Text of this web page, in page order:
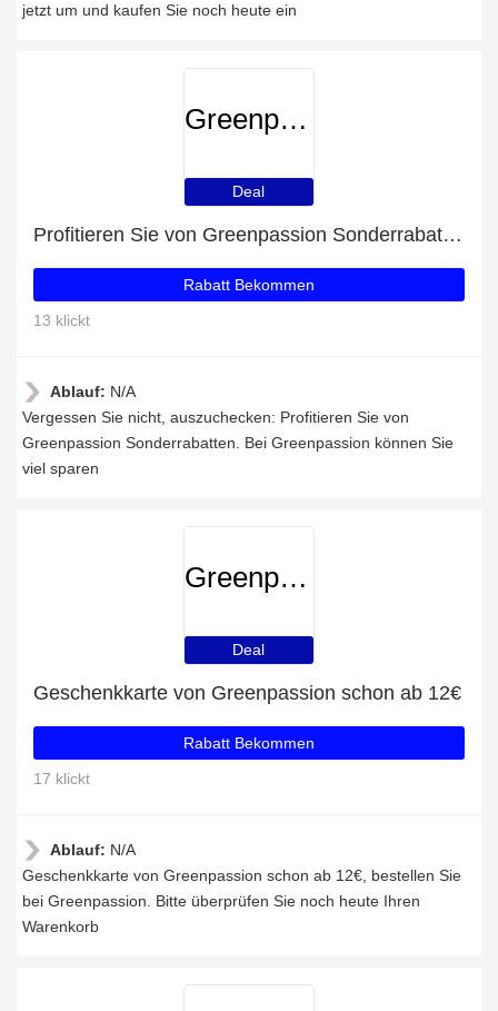
jetzt um und kaufen Sie noch heute ein
Greenpassion
Deal
Profitieren Sie von Greenpassion Sonderrabatten
Rabatt Bekommen
13 klickt
Ablauf: N/A
Vergessen Sie nicht, auszuchecken: Profitieren Sie von
Greenpassion Sonderrabatten. Bei Greenpassion können Sie
viel sparen
Greenpassion
Deal
Geschenkkarte von Greenpassion schon ab 12€
Rabatt Bekommen
17 klickt
Ablauf: N/A
Geschenkkarte von Greenpassion schon ab 12€, bestellen Sie
bei Greenpassion. Bitte überprüfen Sie noch heute Ihren
Warenkorb